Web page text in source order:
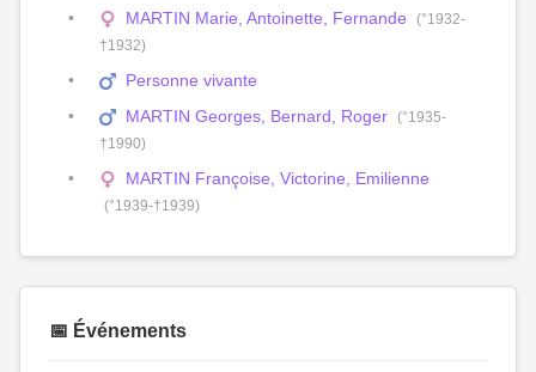
MARTIN Marie, Antoinette, Fernande
(°1932-
†1932)
Personne vivante
MARTIN Georges, Bernard, Roger (°1935-
†1990)
MARTIN Françoise, Victorine, Emilienne
(°1939-†1939)
📅 Événements